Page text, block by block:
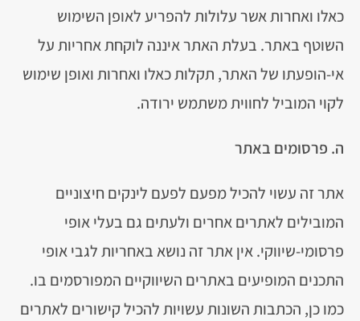
כאלו ואחרות אשר עלולות להפריע לאופן השימוש
השוטף באתר. בעלת האתר איננה לוקחת אחריות על
אי-הופעתו של האתר, תקלות כאלו ואחרות ואופן שימוש
לקוי המוביל לחווית משתמש ירודה.
ה. פרסומים באתר
אתר זה עשוי להכיל מפעם לפעם לינקים חיצוניים
המובילים לאתרים אחרים ולעתים גם בעלי אופי
פרסומי-שיווקי. אין אתר זה נושא באחריות לגבי אופי
התכנים המופיעים באתרים השיווקיים המפורסמים בו.
כמו כן, הכתבות השונות עשויות להכיל קישורים לאתרים